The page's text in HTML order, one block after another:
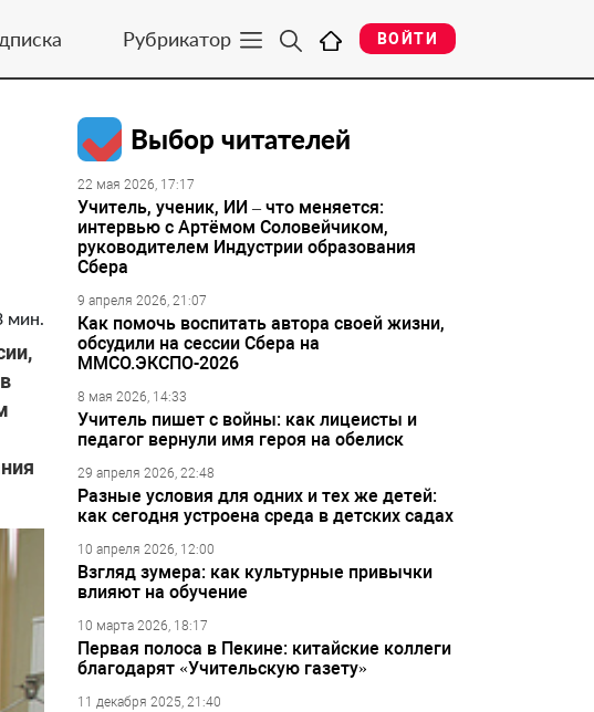
Рубрикатор ВОЙТИ
мин.
Выбор читателей
22 мая 2026, 17:17
Учитель, ученик, ИИ – что меняется:
интервью с Артёмом Соловейчиком,
руководителем Индустрии образования
Сбера
9 апреля 2026, 21:07
Как помочь воспитать автора своей жизни,
обсудили на сессии Сбера на
ММСО.ЭКСПО-2026
8 мая 2026, 14:33
Учитель пишет с войны: как лицеисты и
педагог вернули имя героя на обелиск
29 апреля 2026, 22:48
Разные условия для одних и тех же детей:
как сегодня устроена среда в детских садах
10 апреля 2026, 12:00
Взгляд зумера: как культурные привычки
влияют на обучение
10 марта 2026, 18:17
Первая полоса в Пекине: китайские коллеги
благодарят «Учительскую газету»
11 декабря 2025, 21:40